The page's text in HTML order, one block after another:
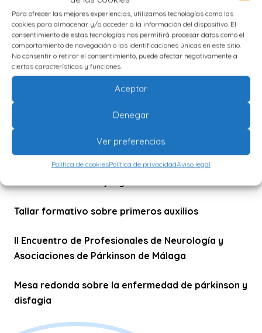
Para ofrecer las mejores experiencias, utilizamos tecnologías como las
cookies para almacenar y/o acceder a la información del dispositivo. El
consentimiento de estas tecnologías nos permitirá procesar datos como el
comportamiento de navegación o las identificaciones únicas en este sitio.
No consentir o retirar el consentimiento, puede afectar negativamente a
ciertas características y funciones.
Aceptar
Denegar
Ver preferencias
Política de cookiesPolítica de privacidadAviso legal
Tallar formativo
sobre primeros
auxilios
a los estudiantes de
Terapia
Ocupacional
MÁS ARTÍCULOS
Feliz Navidad y Próspero Año Nuevo
Tallar formativo sobre primeros auxilios
II Encuentro de Profesionales de Neurología y
Asociaciones de Párkinson de Málaga
Mesa redonda sobre la enfermedad de párkinson y
disfagia